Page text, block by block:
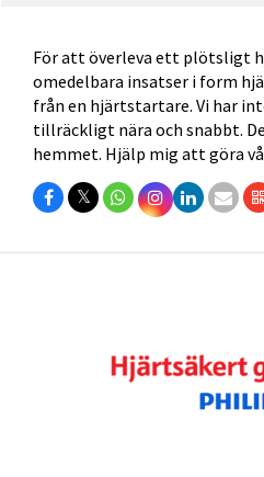
För att överleva ett plötsligt
omedelbara insatser i form
från en hjärtstartare. Vi har
tillräckligt nära och snabbt.
hemmet. Hjälp mig att göra
𝕏